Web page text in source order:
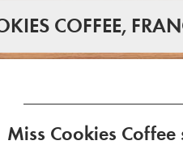
COFFEE,
Miss Cookies